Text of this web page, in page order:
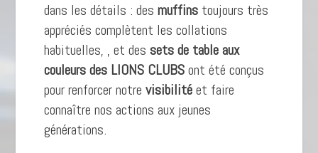
dans les détails : desmuffins toujours très
appréciés complètent les collations
habituelles, , et dessets de table aux
couleurs des LIONS CLUBSont été conçus
pour renforcer notrevisibilitéet faire
connaître nos actions aux jeunes
générations.